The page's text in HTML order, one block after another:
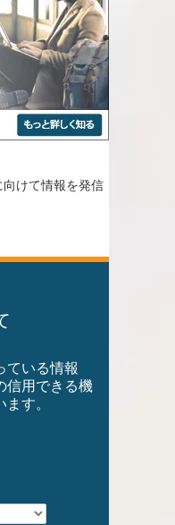
けて情報を発信
ている情報
信用できる機
す。